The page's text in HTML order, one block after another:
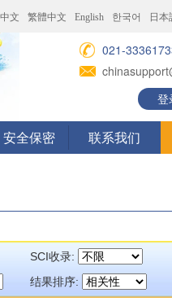
中文 繁體中文 English 한국어 日本
021-
登
安全保密 联系我们
SCI收录:
结果排序: